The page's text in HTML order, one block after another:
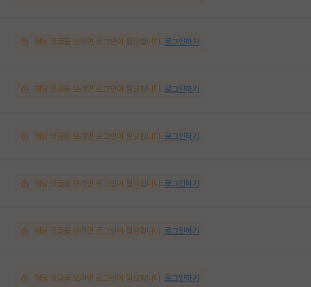
해당 댓글을 보려면 로그인이 필요합니다. 로그인하기
해당 댓글을 보려면 로그인이 필요합니다. 로그인하기
해당 댓글을 보려면 로그인이 필요합니다. 로그인하기
해당 댓글을 보려면 로그인이 필요합니다. 로그인하기
해당 댓글을 보려면 로그인이 필요합니다. 로그인하기
해당 댓글을 보려면 로그인이 필요합니다. 로그인하기